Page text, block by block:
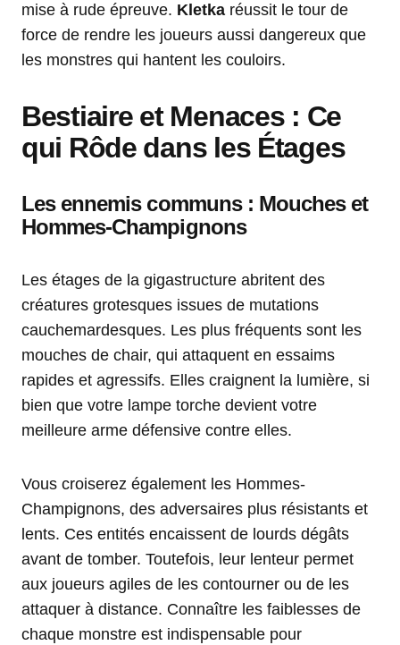
mise à rude épreuve. Kletka réussit le tour de
force de rendre les joueurs aussi dangereux que
les monstres qui hantent les couloirs.
Bestiaire et Menaces : Ce
qui Rôde dans les Étages
Les ennemis communs : Mouches et
Hommes-Champignons
Les étages de la gigastructure abritent des
créatures grotesques issues de mutations
cauchemardesques. Les plus fréquents sont les
mouches de chair, qui attaquent en essaims
rapides et agressifs. Elles craignent la lumière, si
bien que votre lampe torche devient votre
meilleure arme défensive contre elles.
Vous croiserez également les Hommes-
Champignons, des adversaires plus résistants et
lents. Ces entités encaissent de lourds dégâts
avant de tomber. Toutefois, leur lenteur permet
aux joueurs agiles de les contourner ou de les
attaquer à distance. Connaître les faiblesses de
chaque monstre est indispensable pour